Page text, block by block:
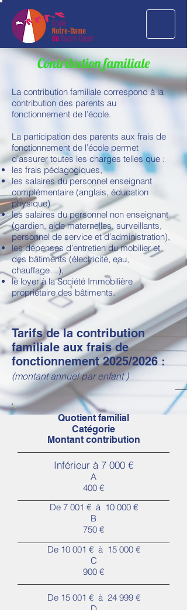
Contribution familiale
La contribution familiale correspond à la
contribution des parents au
fonctionnement de l’école.
La participation des parents aux frais de
fonctionnement de l’école permet
d’assurer toutes les charges telles que :
les frais pédagogiques,
les salaires du personnel enseignant
complémentaire (anglais, éducation
physique)
les salaires du personnel non enseignant
(gardien, aide maternelles, surveillants,
personnel de service et d’administration),
les dépenses d’entretien du mobilier et
des bâtiments (électricité, eau,
chauffage…),
le loyer à la Société Immobilière
propriétaire des bâtiments.
Tarifs de la contribution
familiale aux frais de
fonctionnement 2025/2026 :
(montant annuel par enfant )
Quotient familial
Catégorie
Montant contribution
Inférieur à 7 000 €
A
400 €
De 7 001 € à 10 000 €
B
750 €
De 10 001 € à 15 000 €
C
900 €
De 15 001 € à 24 999 €